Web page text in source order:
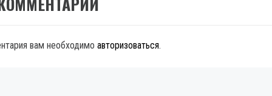
вам необходимо авторизоваться.